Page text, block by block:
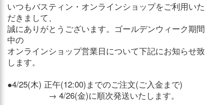
いつもバスティン・オンラインショップをご利用いた
だきまして、
誠にありがとうございます。ゴールデンウィーク期間
中の
オンラインショップ営業日について下記にお知らせ致
します。
●4/25(木) 正午(12:00)までのご注文(ご入金まで)
→ 4/26(金)に順次発送いたします。